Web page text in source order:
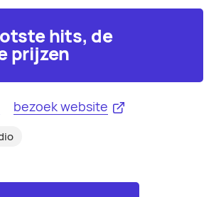
hits, de
prijzen
bezoek website